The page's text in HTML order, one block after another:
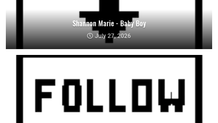
Shannon Marie - Baby Boy
July 27, 2026